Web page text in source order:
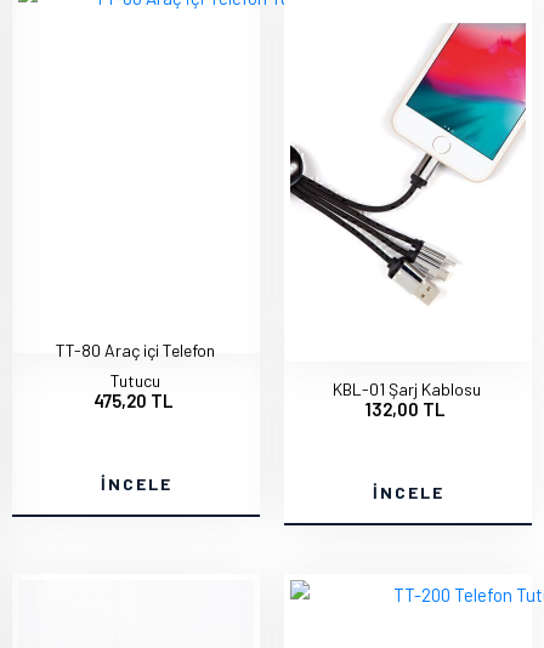
TT-80 Araç içi Telefon
Tutucu
475,20 TL
İNCELE
KBL-01 Şarj Kablosu
132,00 TL
İNCELE